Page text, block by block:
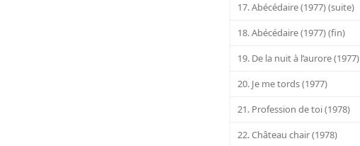
17. Abécédaire (1977) (suite)
18. Abécédaire (1977) (fin)
19. De la nuit à l’aurore (1977)
20. Je me tords (1977)
21. Profession de toi (1978)
22. Château chair (1978)